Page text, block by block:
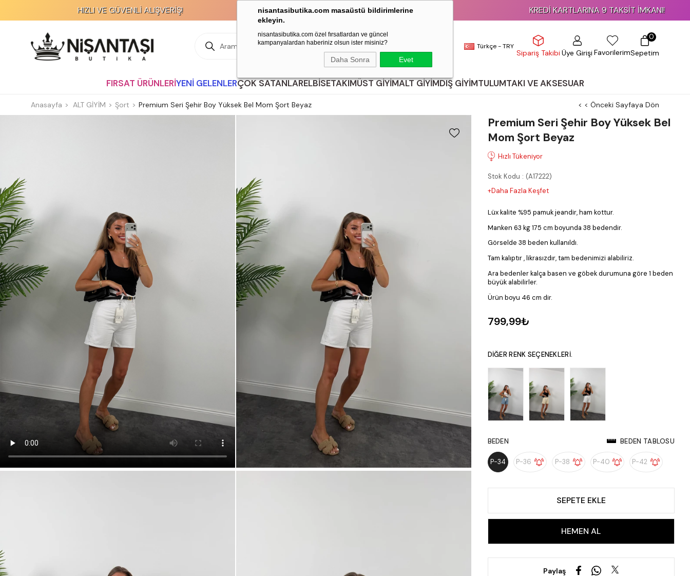
nisantasibutika.com masaüstü bildirimlerine
ekleyin.
nisantasibutika.com özel fırsatlardan ve güncel
kampanyalardan haberiniz olsun ister misiniz?
Daha Sonra Evet
GÜVENLİ ALIŞVERİŞ! %70'E VARAN SEZON SONU İNDİRİMİ! KREDİ KARTLARINA 9 TAKSİT İMKANI!
Türkçe - TRY
Sipariş TakibiÜye GirişiFavorilerimSepetim
0
FIRSAT ÜRÜNLERİYENİ GELENLERÇOK SATANLARELBİSETAKIMÜST GİYİMALT GİYİMDIŞ GİYİMTULUMTAKI VE AKSESUAR
Anasayfa ALT GİYİM Şort Premium Seri Şehir Boy Yüksek Bel Mom Şort Beyaz < < Önceki Sayfaya Dön
Premium Seri Şehir Boy Yüksek Bel
Mom Şort Beyaz
Stok Kodu
(A17222)
+Daha Fazla Keşfet
Lüx kalite %95 pamuk jeandir, ham kottur.
Manken 63 kg 175 cm boyunda 38 bedendir.
Görselde 38 beden kullanıldı.
Tam kalıptır , likrasızdır, tam bedenimizi alabiliriz.
Ara bedenler kalça basen ve göbek durumuna göre 1 beden
büyük alabilirler.
Ürün boyu 46 cm dir.
799,99₺
DIĞER RENK SEÇENEKLERI.
BEDEN TABLOSU
BEDEN
P-34 P-36 P-38 P-40 P-42
Paylaş